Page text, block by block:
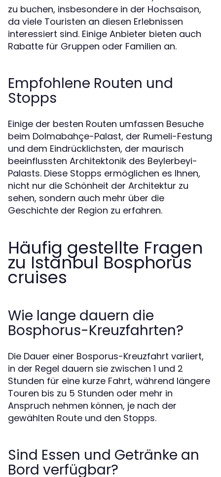
zu buchen, insbesondere in der Hochsaison,
da viele Touristen an diesen Erlebnissen
interessiert sind. Einige Anbieter bieten auch
Rabatte für Gruppen oder Familien an.
Empfohlene Routen und
Stopps
Einige der besten Routen umfassen Besuche
beim Dolmabahçe-Palast, der Rumeli-Festung
und dem Eindrücklichsten, der maurisch
beeinflussten Architektonik des Beylerbeyi-
Palasts. Diese Stopps ermöglichen es Ihnen,
nicht nur die Schönheit der Architektur zu
sehen, sondern auch mehr über die
Geschichte der Region zu erfahren.
Häufig gestellte Fragen
zu Istanbul Bosphorus
cruises
Wie lange dauern die
Bosphorus-Kreuzfahrten?
Die Dauer einer Bosporus-Kreuzfahrt variiert,
in der Regel dauern sie zwischen 1 und 2
Stunden für eine kurze Fahrt, während längere
Touren bis zu 5 Stunden oder mehr in
Anspruch nehmen können, je nach der
gewählten Route und den Stopps.
Sind Essen und Getränke an
Bord verfügbar?